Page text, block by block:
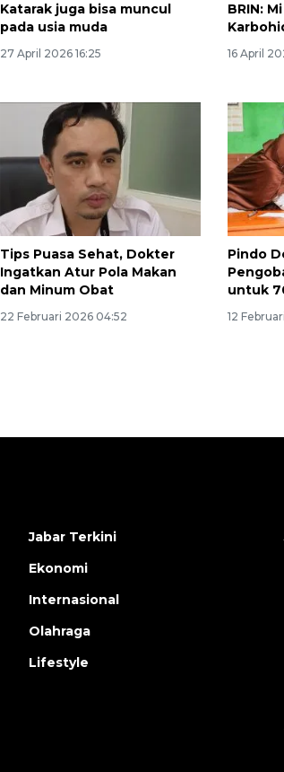
Katarak juga bisa muncul
pada usia muda
27 April 2026 16:25
BRIN:
16 April
Tips Puasa Sehat, Dokter
Ingatkan Atur Pola Makan
dan Minum Obat
22 Februari 2026 04:52
Pindo
untuk
12
Awas
2026-08-07 13:45:00
Jabar Terkini
Ekonomi
Internasional
Olahraga
Lifestyle